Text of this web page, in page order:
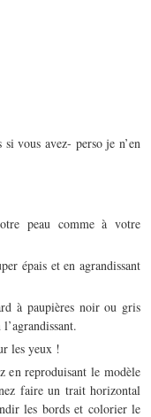
vous avez- perso je n’en
peau comme à votre
épais et en agrandissant
à paupières noir ou gris
les yeux !
en reproduisant le modèle
faire un trait horizontal
les bords et colorier le